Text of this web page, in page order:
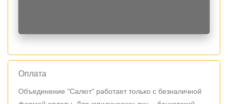
Оплата
Объединение "Салют" работает только с безналичной